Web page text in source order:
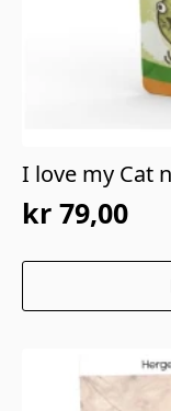
I love my Cat
kr 79,00